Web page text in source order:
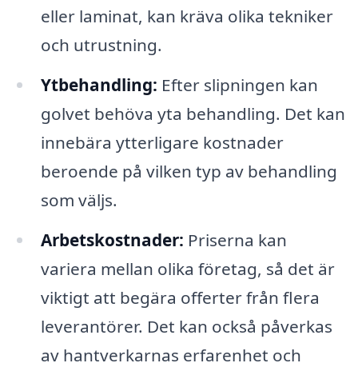
eller laminat, kan kräva olika tekniker
och utrustning.
Ytbehandling: Efter slipningen kan
golvet behöva yta behandling. Det kan
innebära ytterligare kostnader
beroende på vilken typ av behandling
som väljs.
Arbetskostnader: Priserna kan
variera mellan olika företag, så det är
viktigt att begära offerter från flera
leverantörer. Det kan också påverkas
av hantverkarnas erfarenhet och